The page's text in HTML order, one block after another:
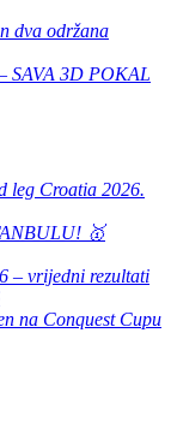
dva održana
SAVA 3D POKAL
leg Croatia 2026.
🥇
– vrijedni rezultati
na Conquest Cupu